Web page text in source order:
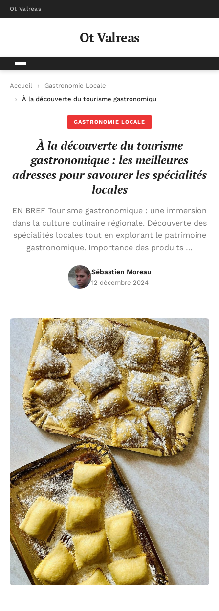
Ot Valreas
Ot Valreas
Accueil
Gastronomie Locale
À la découverte du tourisme gastronomique : les meilleures
GASTRONOMIE LOCALE
À la découverte du tourisme
gastronomique : les meilleures
adresses pour savourer les spécialités
locales
EN BREF Tourisme gastronomique : une immersion
dans la culture culinaire régionale. Découverte des
spécialités locales tout en explorant le patrimoine
gastronomique. Importance des produits …
Sébastien Moreau
12 décembre 2024